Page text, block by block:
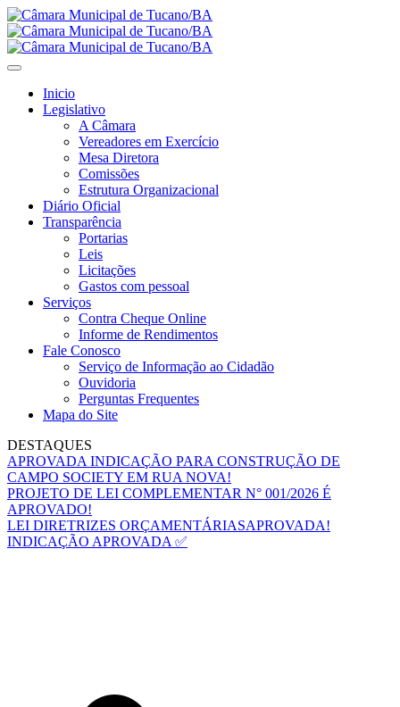
Inicio
Legislativo
A Câmara
Vereadores em Exercício
Mesa Diretora
Comissões
Estrutura Organizacional
Diário Oficial
Transparência
Portarias
Leis
Licitações
Gastos com pessoal
Serviços
Contra Cheque Online
Informe de Rendimentos
Fale Conosco
Serviço de Informação ao Cidadão
Ouvidoria
Perguntas Frequentes
Mapa do Site
DESTAQUES
APROVADA INDICAÇÃO PARA CONSTRUÇÃO DE
CAMPO SOCIETY EM RUA NOVA!
PROJETO DE LEI COMPLEMENTAR N° 001/2026 É
APROVADO!
LEI DIRETRIZES ORÇAMENTÁRIASAPROVADA!
INDICAÇÃO APROVADA ✅